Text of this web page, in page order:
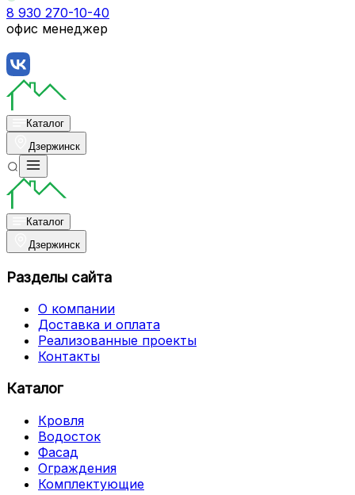
8 930 270-10-40
офис менеджер
Каталог
Дзержинск
Каталог
Дзержинск
Разделы сайта
О компании
Доставка и оплата
Реализованные проекты
Контакты
Каталог
Кровля
Водосток
Фасад
Ограждения
Комплектующие